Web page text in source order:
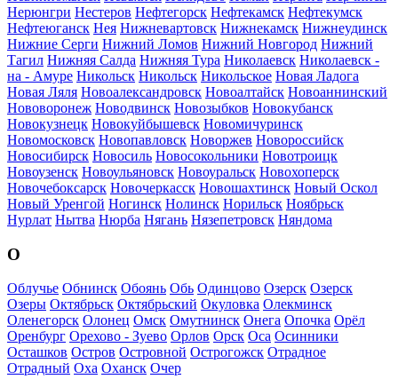
Нерюнгри Нестеров Нефтегорск Нефтекамск Нефтекумск
Нефтеюганск Нея Нижневартовск Нижнекамск Нижнеудинск
Нижние Серги Нижний Ломов Нижний Новгород Нижний
Тагил Нижняя Салда Нижняя Тура Николаевск Николаевск -
на - Амуре Никольск Никольск Никольское Новая Ладога
Новая Ляля Новоалександровск Новоалтайск Новоаннинский
Нововоронеж Новодвинск Новозыбков Новокубанск
Новокузнецк Новокуйбышевск Новомичуринск
Новомосковск Новопавловск Новоржев Новороссийск
Новосибирск Новосиль Новосокольники Новотроицк
Новоузенск Новоульяновск Новоуральск Новохоперск
Новочебоксарск Новочеркасск Новошахтинск Новый Оскол
Новый Уренгой Ногинск Нолинск Норильск Ноябрьск
Нурлат Нытва Нюрба Нягань Нязепетровск Няндома
О
Облучье Обнинск Обоянь Обь Одинцово Озерск Озерск
Озеры Октябрьск Октябрьский Окуловка Олекминск
Оленегорск Олонец Омск Омутнинск Онега Опочка Орёл
Оренбург Орехово - Зуево Орлов Орск Оса Осинники
Осташков Остров Островной Острогожск Отрадное
Отрадный Оха Оханск Очер